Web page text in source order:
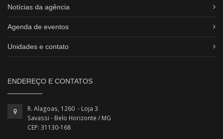
Notícias da agência
Agenda de eventos
Unidades e contato
ENDEREÇO E CONTATOS
R. Alagoas, 1260 - Loja 3
Savassi - Belo Horizonte / MG
CEP: 31130-168